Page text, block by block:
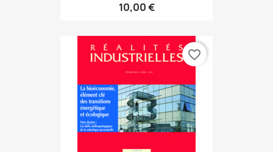
10,00 €
favorite_border